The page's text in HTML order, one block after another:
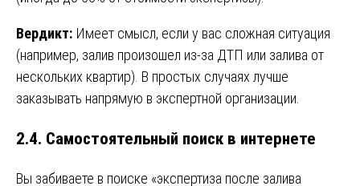
Вердикт: Имеет смысл, если у вас сложная ситуация
(например, залив произошел из-за ДТП или залива от
нескольких квартир). В простых случаях лучше
заказывать напрямую в экспертной организации.
2.4. Самостоятельный поиск в интернете
Вы забиваете в поиске «экспертиза после залива